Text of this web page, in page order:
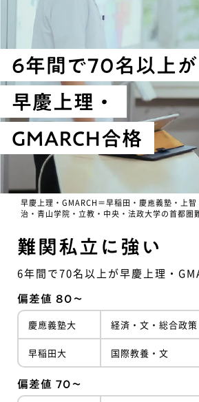
難関私立に強い
6年間で70名以上が早慶上理・
偏差値 80〜
慶應義塾大 経済・文・総合政策
早稲田大 国際教養・文
偏差値 70〜
6年間で70名以上が
早慶上理・
GMARCH合格
早慶上理・GMARCH＝早稲田・慶應義塾・上
治・青山学院・立教・中央・法政大学の首都圏